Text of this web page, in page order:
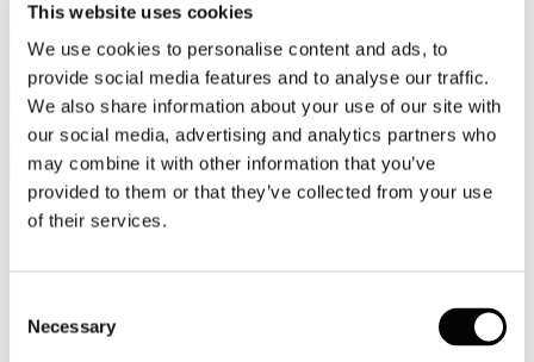
This website uses cookies
We use cookies to personalise content and ads, to
provide social media features and to analyse our traffic.
We also share information about your use of our site with
our social media, advertising and analytics partners who
may combine it with other information that you’ve
provided to them or that they’ve collected from your use
of their services.
Selection
Necessary
Email segreteria@federturismo.it
Login
Cerca...